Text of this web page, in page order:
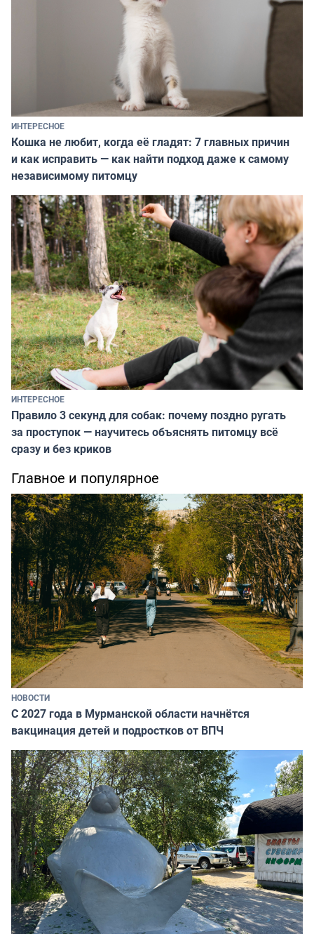
ИНТЕРЕСНОЕ
Кошка не любит, когда её гладят: 7 главных причин
и как исправить — как найти подход даже к самому
независимому питомцу
ИНТЕРЕСНОЕ
Правило 3 секунд для собак: почему поздно ругать
за проступок — научитесь объяснять питомцу всё
сразу и без криков
Главное и популярное
НОВОСТИ
С 2027 года в Мурманской области начнётся
вакцинация детей и подростков от ВПЧ